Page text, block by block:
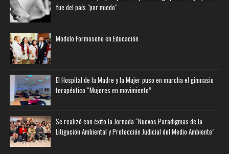
fue del país "por miedo"
Modelo Formoseño en Educación
El Hospital de la Madre y la Mujer puso en marcha el gimnasio
terapéutico “Mujeres en movimiento”
Se realizó con éxito la Jornada “Nuevos Paradigmas de la
Litigación Ambiental y Protección Judicial del Medio Ambiente”